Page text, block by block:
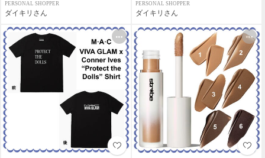
PERSONAL SHOPPER
ダイキリさん
PERSONAL SHOPPER
ダイキリさん